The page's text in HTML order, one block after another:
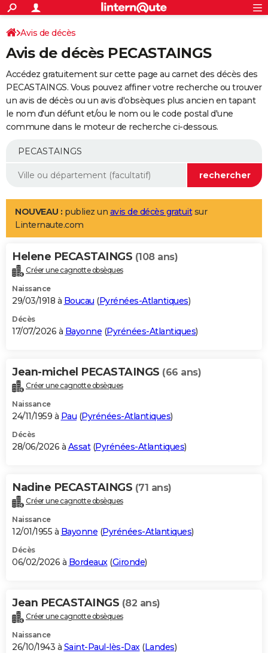
ACTUALITÉS
Politique
Société
Faits Divers
Education
Monde
Villes
+
SPORT
Coupe du monde 2026
Football
Tennis
Cyclisme
Rugby
Forum
Programme TV
TNT
Streaming
Cinéma
Sorties cinéma
Musique
+
FINANCE
Impôts
Immobilier
Risques naturels par ville
Banque
Assurance
Crédit
AUTO
Essais
Réserver un essai
Citadines
Berlines
SUV
Forum auto
+
Mobiles
Meilleur smartphone
Internet
Ordinateurs
Jeux vidéo
Guide high-tech
Aménagement intérieur
LIFESTYLE
Art de vivre
Bien-être
Loisirs
Mode
Modes de vie
Alimentation
Guide de la santé
Maladies
Médicaments
Sommeil
VOYAGE
Destinations
City break
Voyage nature
Voyage de noces
Forum
Climat
+PHOTO
GUIDES D'ACHAT
BONS PLANS
Carte de Noël
Carte Bonne année
Carte Saint-Valentin
Carte Pâques
Carte d'anniversaire
DICTIONNAIRE
Dictionnaire
Biographies
Citations
Expressions
Proverbes
PROGRAMME TV
S'inscrire
Se connecter
Lycées
Collèges
Primaires
Universités
Entreprises
Service militaire
Avis de recherche
AVIS DE DÉCÈS
Bricolage
Lifestyle
Culture
Sport
Auto
Television
Voyage
Cinema
Avis de décès
Avis de décès PECASTAINGS
Accédez gratuitement sur cette page au carnet des décès des
PECASTAINGS. Vous pouvez affiner votre recherche ou trouver
un avis de décès ou un avis d'obsèques plus ancien en tapant
le nom d'un défunt et/ou le nom ou le code postal d'une
commune dans le moteur de recherche ci-dessous.
NOUVEAU : publiez un avis de décès gratuitsur
Linternaute.com
Helene PECASTAINGS (108 ans)
Créer une cagnotte obsèques
Naissance
29/03/1918 à Boucau (Pyrénées-Atlantiques)
Décès
17/07/2026 à Bayonne (Pyrénées-Atlantiques)
Jean-michel PECASTAINGS (66 ans)
Créer une cagnotte obsèques
Naissance
24/11/1959 à Pau (Pyrénées-Atlantiques)
Décès
28/06/2026 à Assat(Pyrénées-Atlantiques)
Nadine PECASTAINGS (71 ans)
Créer une cagnotte obsèques
Naissance
12/01/1955 à Bayonne (Pyrénées-Atlantiques)
Décès
06/02/2026 à Bordeaux(Gironde)
Jean PECASTAINGS (82 ans)
Créer une cagnotte obsèques
Naissance
26/10/1943 à Saint-Paul-lès-Dax (Landes)